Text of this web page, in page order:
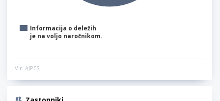
Informacija o deležih
je na voljo naročnikom.
Vir: AJPES